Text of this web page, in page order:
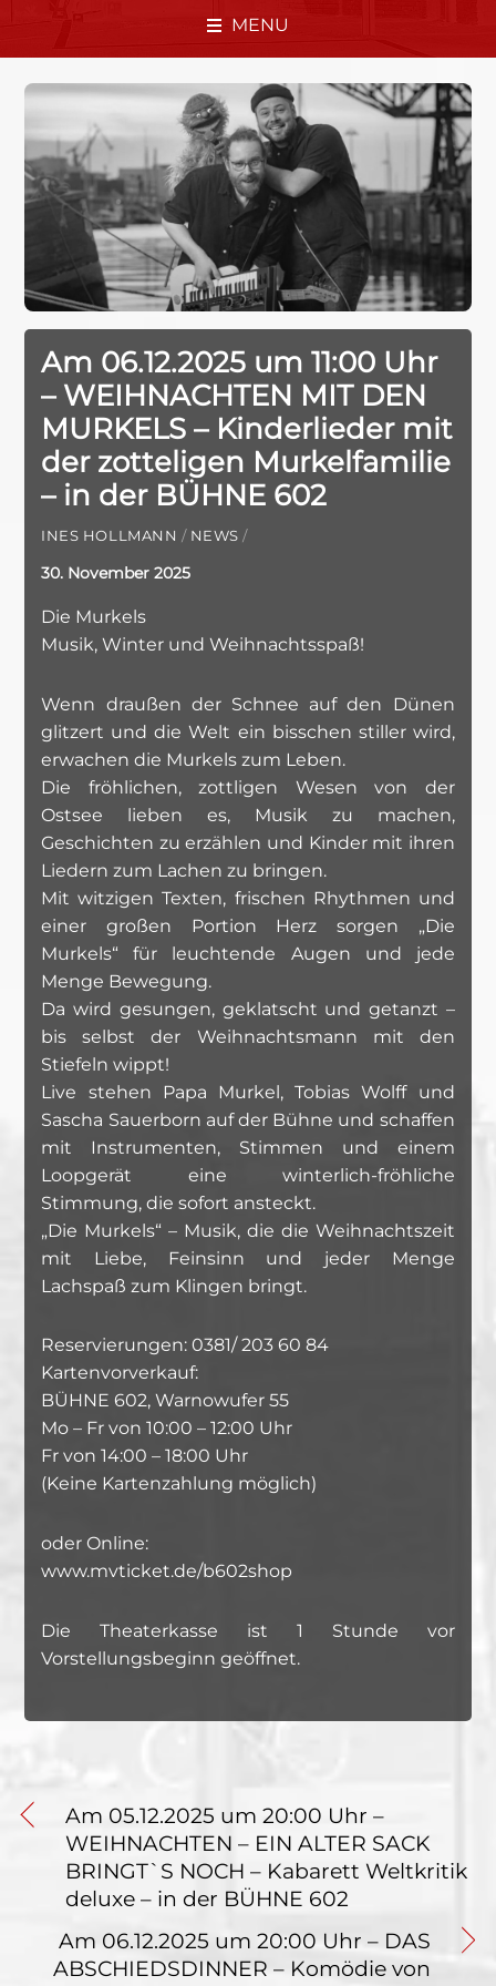
MENU
Am 06.12.2025 um 11:00 Uhr
– WEIHNACHTEN MIT DEN
MURKELS – Kinderlieder mit
der zotteligen Murkelfamilie
– in der BÜHNE 602
INES HOLLMANN / NEWS /
30. November 2025
Die Murkels
Musik, Winter und Weihnachtsspaß!
Wenn draußen der Schnee auf den Dünen
glitzert und die Welt ein bisschen stiller wird,
erwachen die Murkels zum Leben.
Die fröhlichen, zottligen Wesen von der
Ostsee lieben es, Musik zu machen,
Geschichten zu erzählen und Kinder mit ihren
Liedern zum Lachen zu bringen.
Mit witzigen Texten, frischen Rhythmen und
einer großen Portion Herz sorgen „Die
Murkels“ für leuchtende Augen und jede
Menge Bewegung.
Da wird gesungen, geklatscht und getanzt –
bis selbst der Weihnachtsmann mit den
Stiefeln wippt!
Live stehen Papa Murkel, Tobias Wolff und
Sascha Sauerborn auf der Bühne und schaffen
mit Instrumenten, Stimmen und einem
Loopgerät eine winterlich-fröhliche
Stimmung, die sofort ansteckt.
„Die Murkels“ – Musik, die die Weihnachtszeit
mit Liebe, Feinsinn und jeder Menge
Lachspaß zum Klingen bringt.
Reservierungen: 0381/ 203 60 84
Kartenvorverkauf:
BÜHNE 602, Warnowufer 55
Mo – Fr von 10:00 – 12:00 Uhr
Fr von 14:00 – 18:00 Uhr
(Keine Kartenzahlung möglich)
oder Online:
www.mvticket.de/b602shop
Die Theaterkasse ist 1 Stunde vor
Vorstellungsbeginn geöffnet.
Am 05.12.2025 um 20:00 Uhr –
WEIHNACHTEN – EIN ALTER SACK
BRINGT`S NOCH – Kabarett Weltkritik
deluxe – in der BÜHNE 602
Am 06.12.2025 um 20:00 Uhr – DAS
ABSCHIEDSDINNER – Komödie von